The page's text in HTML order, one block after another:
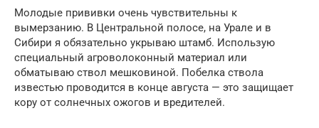
Молодые прививки очень чувствительны к
вымерзанию. В Центральной полосе, на Урале и в
Сибири я обязательно укрываю штамб. Использую
специальный агроволоконный материал или
обматываю ствол мешковиной. Побелка ствола
известью проводится в конце августа — это защищает
кору от солнечных ожогов и вредителей.